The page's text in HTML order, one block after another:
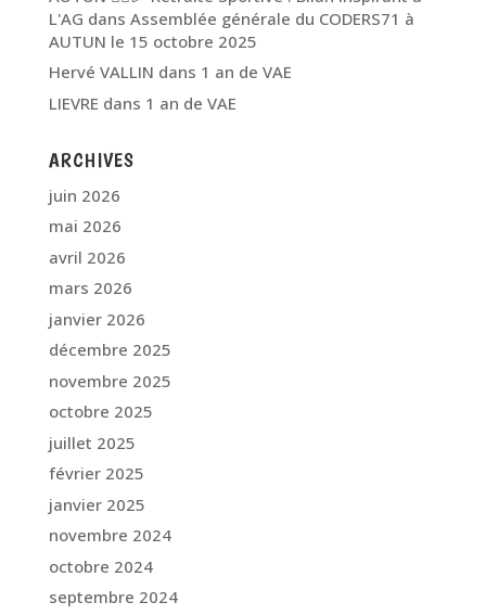
L'AG dans Assemblée générale du CODERS71 à
AUTUN le 15 octobre 2025
Hervé VALLIN dans 1 an de VAE
LIEVRE dans 1 an de VAE
ARCHIVES
juin 2026
mai 2026
avril 2026
mars 2026
janvier 2026
décembre 2025
novembre 2025
octobre 2025
juillet 2025
février 2025
janvier 2025
novembre 2024
octobre 2024
septembre 2024